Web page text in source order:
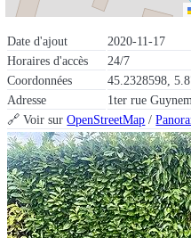
Date d'ajout
2020-11-17
Horaires d'accès
24/7
Coordonnées
45.2328598,
Adresse
1ter rue
🔗 Voir surOpenStreetMap /